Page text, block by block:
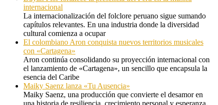
internacional
La internacionalización del folclore peruano sigue sumando
capítulos relevantes. En una industria donde la diversidad
cultural comienza a ocupar
El colombiano Aron conquista nuevos territorios musicales
con «Cartagena»
Aron continúa consolidando su proyección internacional con
el lanzamiento de «Cartagena», un sencillo que encapsula la
esencia del Caribe
Maiky Saenz lanza «Tu Ausencia»
Maiky Saenz, una producción que convierte el desamor en